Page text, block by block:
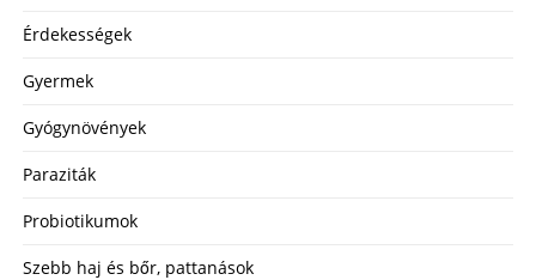
Érdekességek
Gyermek
Gyógynövények
Paraziták
Probiotikumok
Szebb haj és bőr, pattanások